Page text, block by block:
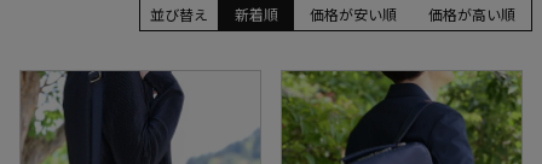
並び替え 価格が安い順 価格が高い順
新着順